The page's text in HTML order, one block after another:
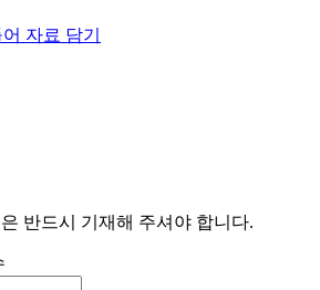
자료 담기
반드시 기재해 주셔야 합니다.